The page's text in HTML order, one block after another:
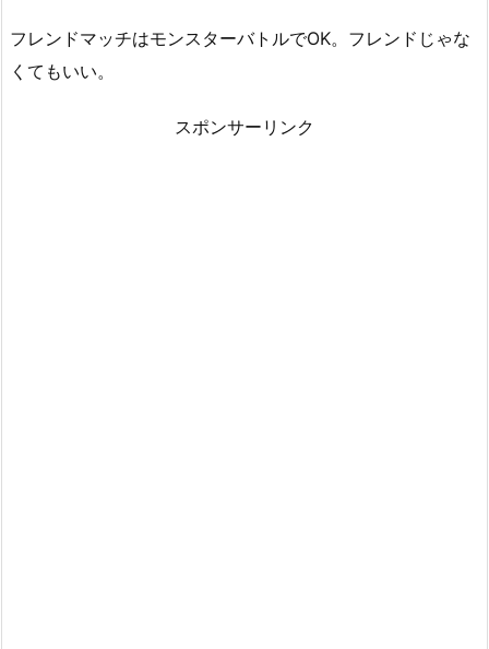
フレンドマッチはモンスターバトルでOK。フレンドじゃな
くてもいい。
スポンサーリンク